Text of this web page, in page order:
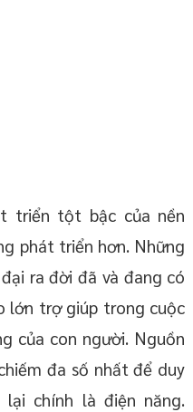
triển tột bậc của nền
phát triển hơn. Những
ra đời đã và đang có
lớn trợ giúp trong cuộc
của con người. Nguồn
đa số nhất để duy
chính là điện năng.